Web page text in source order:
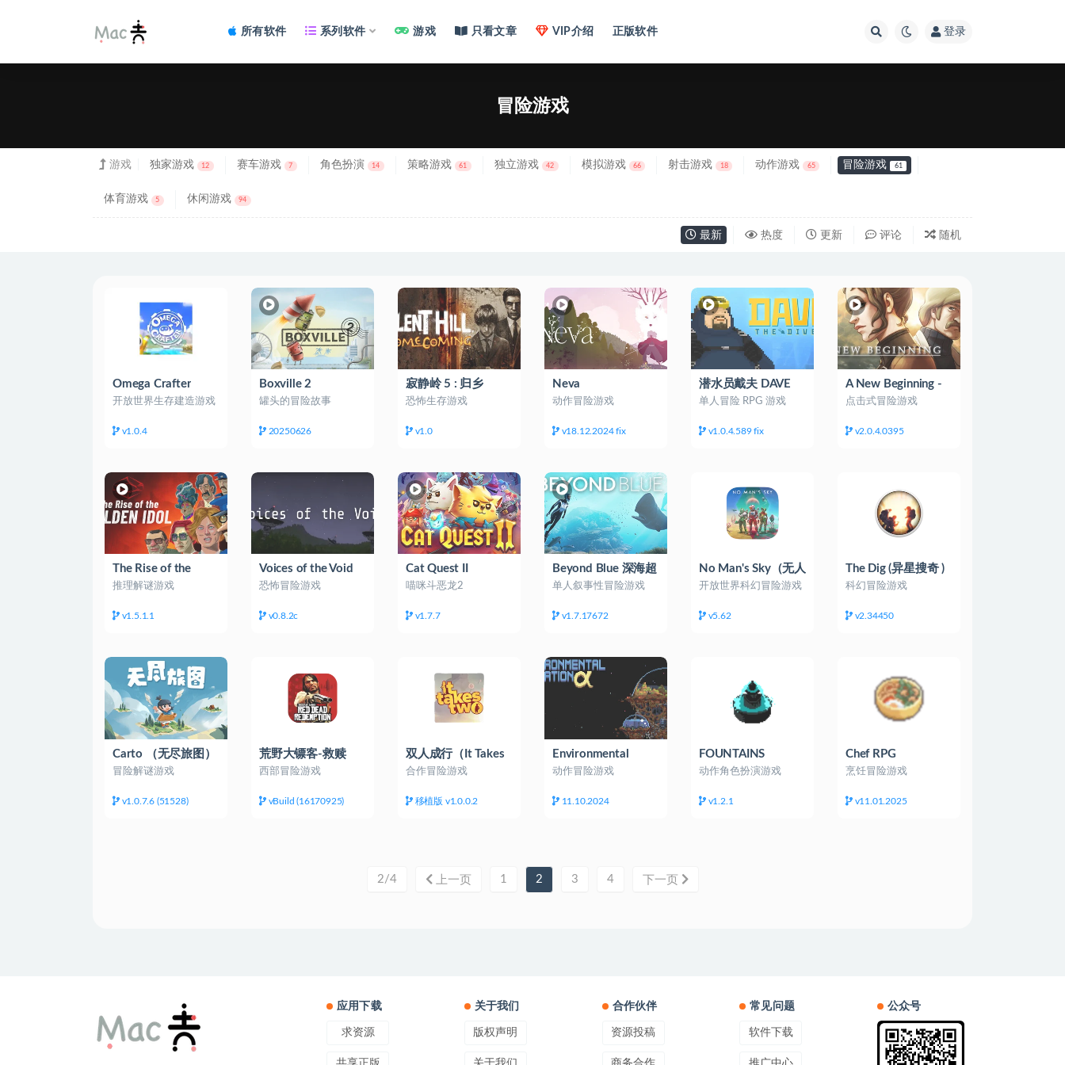
所有软件 系列软件 游戏 只看文章 VIP介绍 正版软件 登录
冒险游戏
游戏 独家游戏 12 赛车游戏 7 角色扮演 14 策略游戏 61 独立游戏 42 模拟游戏 66 射击游戏 18 动作游戏 65 冒险游戏 61
体育游戏 5 休闲游戏 94
最新 热度 更新 评论 随机
Omega Crafter
开放世界生存建造游戏
v1.0.4
Boxville 2
罐头的冒险故事
20250626
寂静岭 5 : 归乡
（Silent Hill
恐怖生存游戏
v1.0
Neva
动作冒险游戏
v18.12.2024 fix
潜水员戴夫 DAVE
THE DIVER
单人冒险 RPG 游戏
v1.0.4.589 fix
A New Beginning -
Final Cut
点击式冒险游戏
v2.0.4.0395
The Rise of the
Golden Idol 黄金像
推理解谜游戏
v1.5.1.1
Voices of the Void
虚空之声
恐怖冒险游戏
v0.8.2c
Cat Quest II
喵咪斗恶龙2
v1.7.7
Beyond Blue 深海超
越
单人叙事性冒险游戏
v1.7.17672
No Man's Sky（无人
深空）
开放世界科幻冒险游戏
v5.62
The Dig (异星搜奇 )
科幻冒险游戏
v2.34450
Carto （无尽旅图）
冒险解谜游戏
v1.0.7.6 (51528)
荒野大镖客-救赎
(Red Dead
西部冒险游戏
vBuild (16170925)
双人成行（It Takes
Two）
合作冒险游戏
移植版 v1.0.0.2
Environmental
Station Alpha
动作冒险游戏
11.10.2024
FOUNTAINS
动作角色扮演游戏
v1.2.1
Chef RPG
烹饪冒险游戏
v11.01.2025
2/4 上一页 1 2 3 4 下一页
应用下载
求资源
关于我们
版权声明
合作伙伴
资源投稿
常见问题
软件下载
公众号